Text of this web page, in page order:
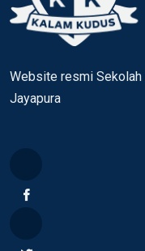
Website resmi Sekolah
Jayapura